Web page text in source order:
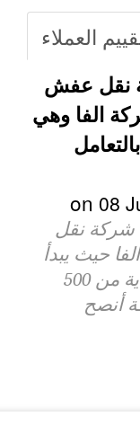
العملاء
عفش
الفا وهي
نقل
حيث يبدأ
معدل سعر نقل اثاث المنزل بداية من 500